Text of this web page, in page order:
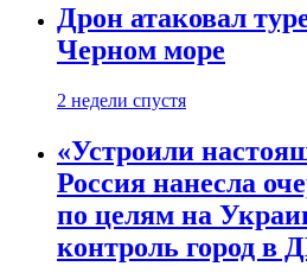
Дрон атаковал
Черном море
2 недели спустя
«Устроили
Россия нанесла
по целям на
контроль город в